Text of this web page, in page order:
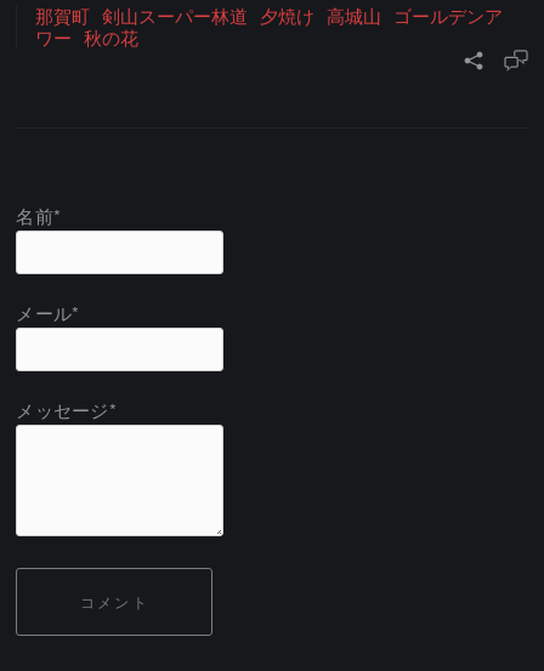
那賀町 剣山スーパー林道 夕焼け 高城山
ゴールデンア
ワー 秋の花
名前*
メール*
メッセージ*
コメント